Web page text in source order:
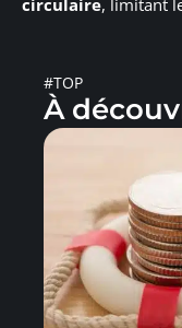
circulaire, limitant
#TOP
À